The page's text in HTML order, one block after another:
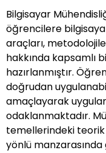
Bilgisayar
öğrencilere
araçları,
hakkında kapsamlı
hazırlanmıştır.
doğrudan
amaçlayarak
odaklanmaktadır.
temellerindeki
yönlü